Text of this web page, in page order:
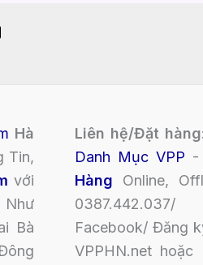
Hà
Tin,
với
Như
Bà
Liên hệ/Đặt hàng
Danh Mục VPP -
Hàng Online,
Facebook/ Đăng
VPPHN.net